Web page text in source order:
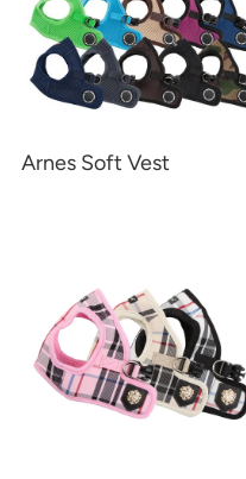
Arnes Soft Vest